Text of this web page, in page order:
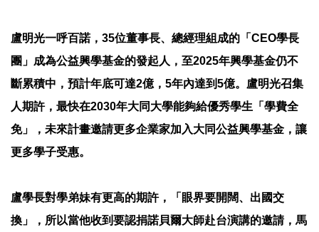
盧明光一呼百諾，35位董事長、總經理組成的「CEO學長
團」成為公益興學基金的發起人，至2025年興學基金仍不
斷累積中，預計年底可達2億，5年內達到5億。盧明光召集
人期許，最快在2030年大同大學能夠給優秀學生「學費全
免」，未來計畫邀請更多企業家加入大同公益興學基金，讓
更多學子受惠。
盧學長對學弟妹有更高的期許，「眼界要開闊、出國交
換」，所以當他收到要認捐諾貝爾大師赴台演講的邀請，馬